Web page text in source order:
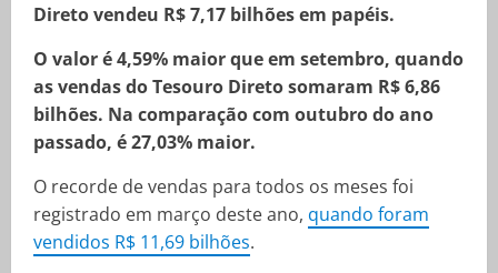
Direto vendeu R$ 7,17 bilhões em papéis.
O valor é 4,59% maior que em setembro, quando
as vendas do Tesouro Direto somaram R$ 6,86
bilhões. Na comparação com outubro do ano
passado, é 27,03% maior.
O recorde de vendas para todos os meses foi
registrado em março deste ano, quando foram
vendidos R$ 11,69 bilhões.